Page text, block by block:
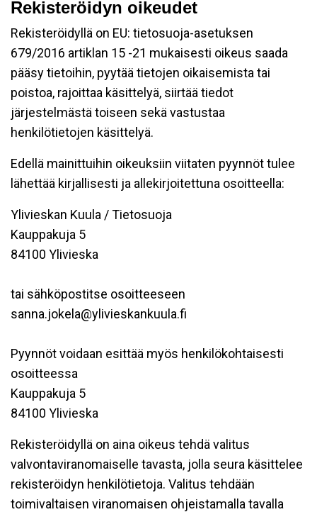
Rekisteröidyn oikeudet
Rekisteröidyllä on EU: tietosuoja-asetuksen
679/2016 artiklan 15 -21 mukaisesti oikeus saada
pääsy tietoihin, pyytää tietojen oikaisemista tai
poistoa, rajoittaa käsittelyä, siirtää tiedot
järjestelmästä toiseen sekä vastustaa
henkilötietojen käsittelyä.
Edellä mainittuihin oikeuksiin viitaten pyynnöt tulee
lähettää kirjallisesti ja allekirjoitettuna osoitteella:
Ylivieskan Kuula / Tietosuoja
Kauppakuja 5
84100 Ylivieska
tai sähköpostitse osoitteeseen
sanna.jokela@ylivieskankuula.fi
Pyynnöt voidaan esittää myös henkilökohtaisesti
osoitteessa
Kauppakuja 5
84100 Ylivieska
Rekisteröidyllä on aina oikeus tehdä valitus
valvontaviranomaiselle tavasta, jolla seura käsittelee
rekisteröidyn henkilötietoja. Valitus tehdään
toimivaltaisen viranomaisen ohjeistamalla tavalla